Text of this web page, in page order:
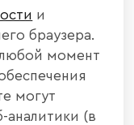
и
браузера.
момент
могут
аналитики (в